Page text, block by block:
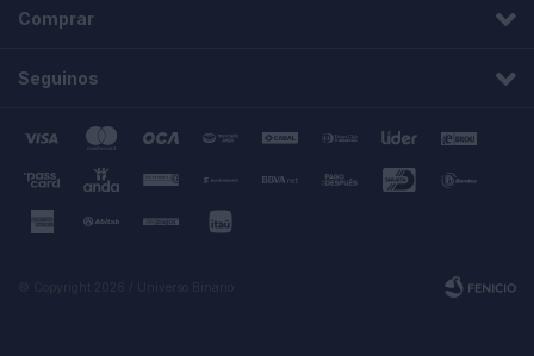
Comprar
Seguinos